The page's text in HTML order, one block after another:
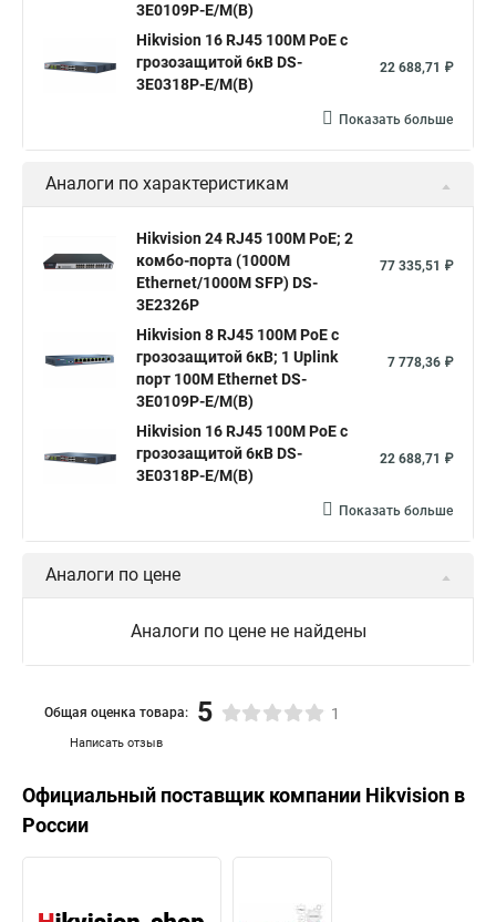
Что такое интерфейс коммутатора
Настройка коммутаторы cisco
Коммутатор на 8 портов с poe
3E0109P-E/M(B)
Hikvision 16 RJ45 100M PoE с
грозозащитой 6кВ DS-
3E0318P-E/M(B)
22 688,71 ₽
Показать больше
Аналоги по характеристикам
Hikvision 24 RJ45 100M PoE; 2
комбо-порта (1000М
Ethernet/1000M SFP) DS-
3E2326P
77 335,51 ₽
Hikvision 8 RJ45 100M PoE с
грозозащитой 6кВ; 1 Uplink
порт 100М Ethernet DS-
3E0109P-E/M(B)
7 778,36 ₽
Hikvision 16 RJ45 100M PoE с
грозозащитой 6кВ DS-
3E0318P-E/M(B)
22 688,71 ₽
Показать больше
Аналоги по цене
Аналоги по цене не найдены
Написать отзыв
Общая оценка товара: 5 1
Официальный поставщик компании Hikvision в
России